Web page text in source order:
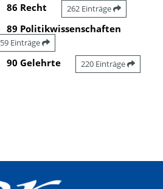
86 Recht 262 Einträge
89 Politikwissenschaften
59 Einträge
90 Gelehrte 220 Einträge